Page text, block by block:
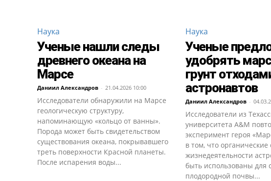
Наука
Ученые нашли следы
древнего океана на
Марсе
Даниил Александров - 21.04.2026 10:00
Исследователи обнаружили на Марсе
геологическую структуру,
напоминающую «кольцо от ванны».
Порода может быть свидетельством
существования океана, покрывавшего
треть поверхности Красной планеты.
После испарения воды...
Наука
Ученые
удобрять
грунт
астронавтов
Даниил Александров -
Исследователи из
университета A&M
эксперимент героя
в том, что органические
жизнедеятельности
быть использованы для
плодородной почвы...